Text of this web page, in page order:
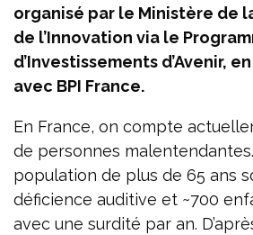
organisé par le Ministère de
de l’Innovation via le
d’Investissements d’Avenir,
avec BPI France.
En France, on compte
de personnes
population de plus de 65 ans
déficience auditive et ~700
avec une surdité par an.